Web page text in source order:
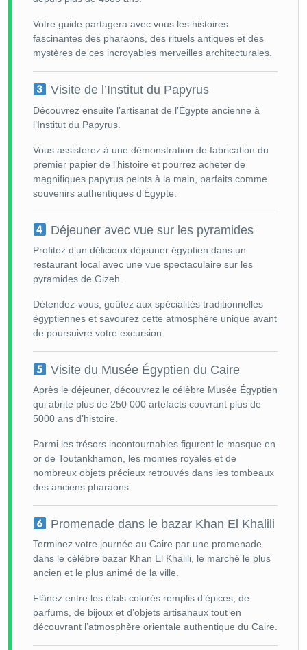
Votre guide partagera avec vous les histoires
fascinantes des pharaons, des rituels antiques et des
mystères de ces incroyables merveilles architecturales.
Visite de l’Institut du Papyrus
Découvrez ensuite l’artisanat de l’Égypte ancienne à
l’Institut du Papyrus.
Vous assisterez à une démonstration de fabrication du
premier papier de l’histoire et pourrez acheter de
magnifiques papyrus peints à la main, parfaits comme
souvenirs authentiques d’Égypte.
Déjeuner avec vue sur les pyramides
Profitez d’un délicieux déjeuner égyptien dans un
restaurant local avec une vue spectaculaire sur les
pyramides de Gizeh.
Détendez-vous, goûtez aux spécialités traditionnelles
égyptiennes et savourez cette atmosphère unique avant
de poursuivre votre excursion.
Visite du Musée Égyptien du Caire
Après le déjeuner, découvrez le célèbre Musée Égyptien
qui abrite plus de 250 000 artefacts couvrant plus de
5000 ans d’histoire.
Parmi les trésors incontournables figurent le masque en
or de Toutankhamon, les momies royales et de
nombreux objets précieux retrouvés dans les tombeaux
des anciens pharaons.
Promenade dans le bazar Khan El Khalili
Terminez votre journée au Caire par une promenade
dans le célèbre bazar Khan El Khalili, le marché le plus
ancien et le plus animé de la ville.
Flânez entre les étals colorés remplis d’épices, de
parfums, de bijoux et d’objets artisanaux tout en
découvrant l’atmosphère orientale authentique du Caire.